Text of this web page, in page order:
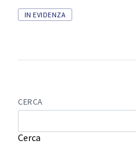
IN EVIDENZA
CERCA
Cerca